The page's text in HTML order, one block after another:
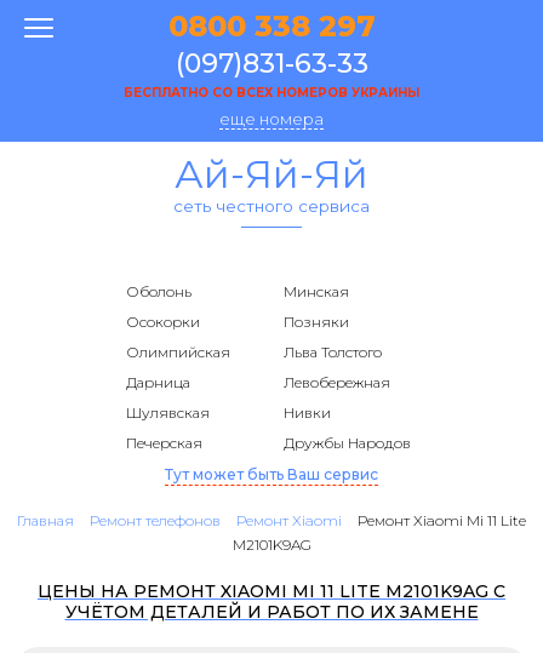
0800 338 297
(097)831-63-33
БЕСПЛАТНО СО ВСЕХ НОМЕРОВ УКРАИНЫ
еще номера
Ай-Яй-Яй
сеть честного сервиса
Оболонь
Минская
Осокорки
Позняки
Олимпийская
Льва Толстого
Дарница
Левобережная
Шулявская
Нивки
Печерская
Дружбы Народов
Тут может быть Ваш сервис
Главная Ремонт телефонов Ремонт Xiaomi
Ремонт Xiaomi Mi 11 Lite
M2101K9AG
ЦЕНЫ НА РЕМОНТ XIAOMI MI 11 LITE M2101K9AG С
УЧЁТОМ ДЕТАЛЕЙ И РАБОТ ПО ИХ ЗАМЕНЕ